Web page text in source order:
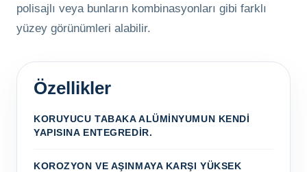
polisajlı veya bunların kombinasyonları gibi farklı
yüzey görünümleri alabilir.
Özellikler
KORUYUCU TABAKA ALÜMINYUMUN KENDI
YAPISINA ENTEGREDIR.
KOROZYON VE AŞINMAYA KARŞI YÜKSEK